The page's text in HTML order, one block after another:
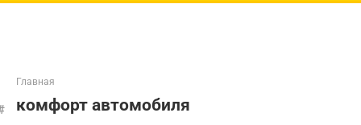
Главная
комфорт автомобиля